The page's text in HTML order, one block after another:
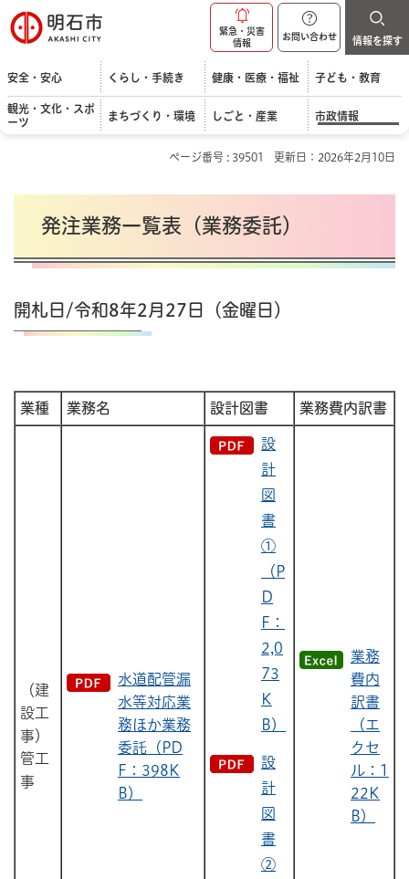
明石市
緊急・災害
情報
お問い合わせ 情報を探す
安全・安心 くらし・手続き 健康・医療・福祉 子ども・教育
観光・文化・スポ
ーツ
まちづくり・環境 しごと・産業 市政情報
ページ番号 : 39501 更新日：2026年2月10日
発注業務一覧表（業務委託）
開札日/令和8年2月27日（金曜日）
業種 業務名 設計図書 業務費内訳書
（建
設工
事）
管工
事
水道配管漏
水等対応業
務ほか業務
委託（PD
F：398K
B）
設
計
図
書
①
（P
D
F：
2,0
73
K
B）
設
計
図
書
②
業務
費内
訳書
（エ
クセ
ル：1
22K
B）